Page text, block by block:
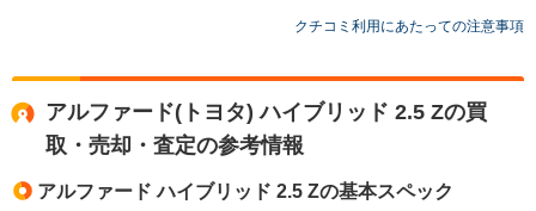
クチコミ利用にあたっての注意事項
アルファード(トヨタ) ハイブリッド 2.5 Zの買
取・売却・査定の参考情報
アルファード ハイブリッド 2.5 Zの基本スペック